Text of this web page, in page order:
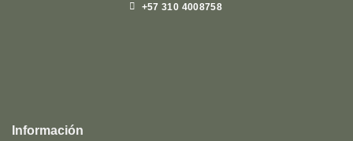
+57 310 4008758
2025-
Información